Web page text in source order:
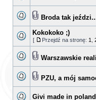
Broda tak
Kokokoko ;)
[ Przejdź na stronę: 1
Warszawskie
PZU, a mój
Givi made in poland